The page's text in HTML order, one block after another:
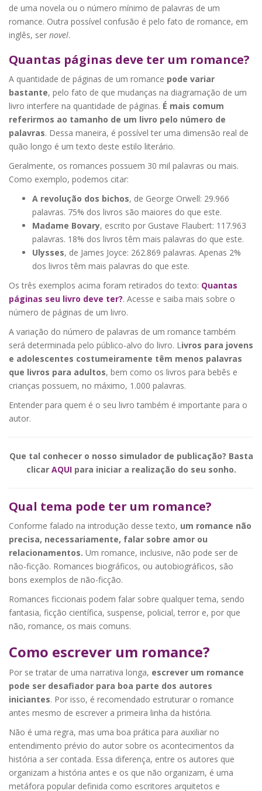
de uma novela ou o número mínimo de palavras de um
romance. Outra possível confusão é pelo fato de romance, em
inglês, ser novel.
Quantas páginas deve ter um romance?
A quantidade de páginas de um romance pode variar
bastante, pelo fato de que mudanças na diagramação de um
livro interfere na quantidade de páginas. É mais comum
referirmos ao tamanho de um livro pelo número de
palavras. Dessa maneira, é possível ter uma dimensão real de
quão longo é um texto deste estilo literário.
Geralmente, os romances possuem 30 mil palavras ou mais.
Como exemplo, podemos citar:
A revolução dos bichos, de George Orwell: 29.966
palavras. 75% dos livros são maiores do que este.
Madame Bovary, escrito por Gustave Flaubert: 117.963
palavras. 18% dos livros têm mais palavras do que este.
Ulysses, de James Joyce: 262.869 palavras. Apenas 2%
dos livros têm mais palavras do que este.
Os três exemplos acima foram retirados do texto: Quantas
páginas seu livro deve ter?. Acesse e saiba mais sobre o
número de páginas de um livro.
A variação do número de palavras de um romance também
será determinada pelo público-alvo do livro. L ivros para jovens
e adolescentes costumeiramente têm menos palavras
que livros para adultos, bem como os livros para bebês e
crianças possuem, no máximo, 1.000 palavras.
Entender para quem é o seu livro também é importante para o
autor.
Que tal conhecer o nosso simulador de publicação? Basta
clicar AQUIpara iniciar a realização do seu sonho.
Qual tema pode ter um romance?
Conforme falado na introdução desse texto, um romance não
precisa, necessariamente, falar sobre amor ou
relacionamentos. Um romance, inclusive, não pode ser de
não-ficção. Romances biográficos, ou autobiográficos, são
bons exemplos de não-ficção.
Romances ficcionais podem falar sobre qualquer tema, sendo
fantasia, ficção científica, suspense, policial, terror e, por que
não, romance, os mais comuns.
Como escrever um romance?
Por se tratar de uma narrativa longa, escrever um romance
pode ser desafiador para boa parte dos autores
iniciantes. Por isso, é recomendado estruturar o romance
antes mesmo de escrever a primeira linha da história.
Não é uma regra, mas uma boa prática para auxiliar no
entendimento prévio do autor sobre os acontecimentos da
história a ser contada. Essa diferença, entre os autores que
organizam a história antes e os que não organizam, é uma
metáfora popular definida como escritores arquitetos e